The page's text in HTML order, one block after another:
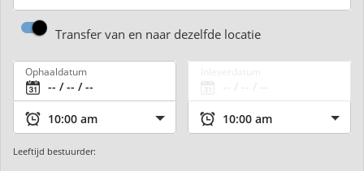
Transfer van en naar dezelfde locatie
Ophaaldatum
Leeftijd bestuurder: